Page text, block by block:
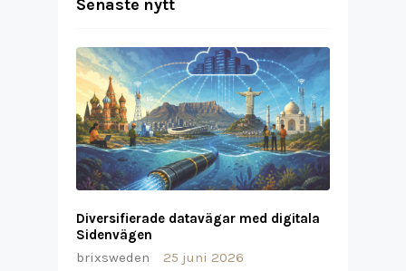
Senaste nytt
Diversifierade datavägar med digitala
Sidenvägen
brixsweden
25 juni 2026